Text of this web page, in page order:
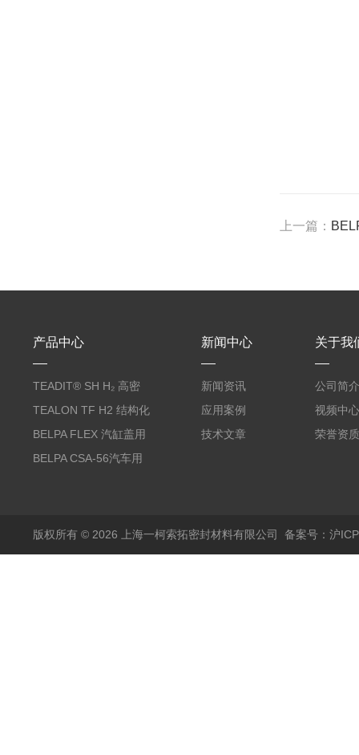
上一篇：
产品中心
TEADIT® SH H₂ 高密
度纯PTFE垫片
TEALON TF H2 结构化
PTFE垫片
BELPA FLEX 汽缸盖用
无石棉金属增强密封垫
BELPA CSA-56汽车用
新闻中心
新闻资讯
应用案例
技术文章
关于我
公司简介
视频中心
荣誉资质
版权所有 © 2026 上海一柯索拓密封材料有限公司 备案号：沪